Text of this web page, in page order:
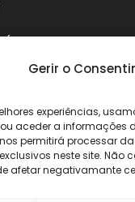
Gerir o
experiências,
aceder a informações
permitirá processar
neste site. Não
afetar negativamante
nacional)